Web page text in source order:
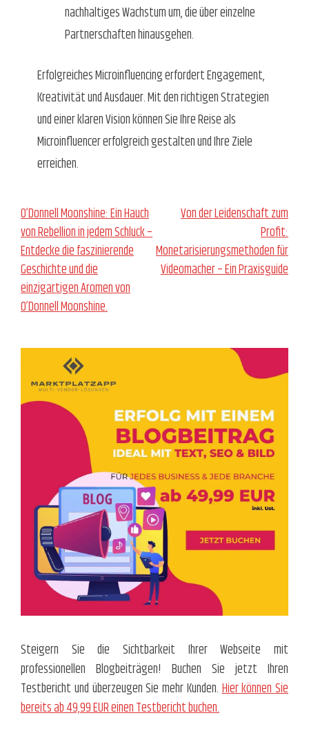
nachhaltiges Wachstum um, die über einzelne
Partnerschaften hinausgehen.
Erfolgreiches Microinfluencing erfordert Engagement,
Kreativität und Ausdauer. Mit den richtigen Strategien
und einer klaren Vision können Sie Ihre Reise als
Microinfluencer erfolgreich gestalten und Ihre Ziele
erreichen.
Beitragsnavigation
O’Donnell Moonshine: Ein Hauch
von Rebellion in jedem Schluck –
Entdecke die faszinierende
Geschichte und die
einzigartigen Aromen von
O’Donnell Moonshine.
Von der Leidenschaft zum
Profit:
Monetarisierungsmethoden für
Videomacher – Ein Praxisguide
Steigern Sie die Sichtbarkeit Ihrer Webseite mit
professionellen Blogbeiträgen! Buchen Sie jetzt Ihren
Testbericht und überzeugen Sie mehr Kunden.Hier können Sie
bereits ab 49,99 EUR einen Testbericht buchen.